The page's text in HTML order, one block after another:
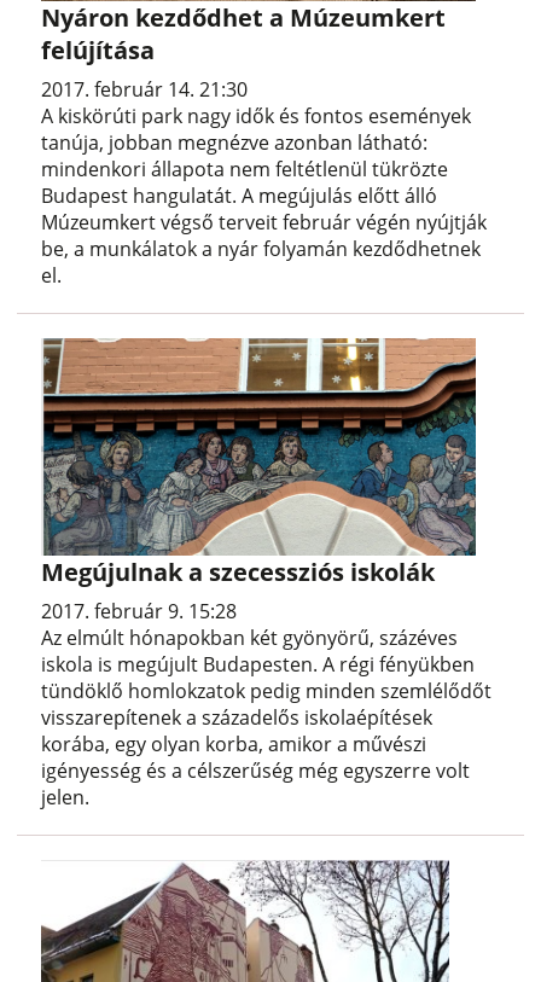
Nyáron kezdődhet a Múzeumkert
felújítása
2017. február 14. 21:30
A kiskörúti park nagy idők és fontos események
tanúja, jobban megnézve azonban látható:
mindenkori állapota nem feltétlenül tükrözte
Budapest hangulatát. A megújulás előtt álló
Múzeumkert végső terveit február végén nyújtják
be, a munkálatok a nyár folyamán kezdődhetnek
el.
Megújulnak a szecessziós iskolák
2017. február 9. 15:28
Az elmúlt hónapokban két gyönyörű, százéves
iskola is megújult Budapesten. A régi fényükben
tündöklő homlokzatok pedig minden szemlélődőt
visszarepítenek a századelős iskolaépítések
korába, egy olyan korba, amikor a művészi
igényesség és a célszerűség még egyszerre volt
jelen.